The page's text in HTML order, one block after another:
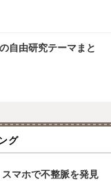
自由研究テーマまと
グ
マホで不整脈を発見